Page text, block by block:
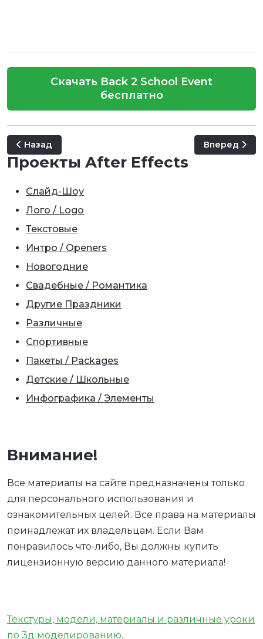
Скачать Back 2 School Event
бесплатно
Предыдущий: Birth Announcement - Baby Photo Album
Назад Следующий:
Вперед
Проекты After Effects
Слайд-Шоу
Лого / Logo
Текстовые
Интро / Openers
Новогодние
Свадебные / Романтика
Другие Праздники
Различные
Спортивные
Пакеты / Packages
Детские / Школьные
Инфографика / Элементы
Внимание!
Все материалы на сайте предназначены только
для персонального использования и
ознакомительных целей. Все права на материалы
принадлежат их владельцам. Если Вам
понравилось что-либо, Вы должны купить
лицензионную версию данного материала!
Текстуры, модели, материалы и различные уроки
по 3д моделированию.